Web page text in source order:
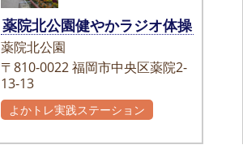
薬院北公園健やかラジオ体操
薬院北公園
〒810-0022福岡市中央区薬院2-
13-13
よかトレ実践ステーション